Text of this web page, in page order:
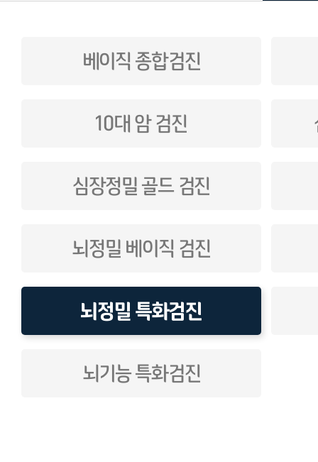
베이직 종합검진
10대 암 검진
심장정밀 골드 검진
뇌정밀 베이직 검진
뇌정밀 특화검진
뇌기능 특화검진